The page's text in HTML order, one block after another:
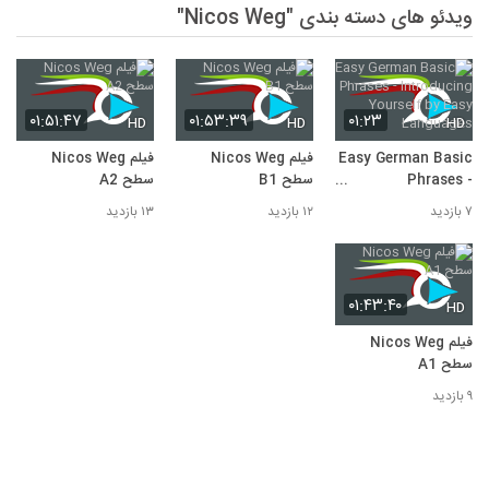
ویدئو های دسته بندی "Nicos Weg"
۰۱:۲۳ HD
Easy German Basic
Phrases -
Introducing
Yourself by Easy
Languages
۷ بازدید
۰۱:۵۳:۳۹ HD
فیلم Nicos Weg
سطح B1
۱۲ بازدید
۰۱:۵۱:۴۷ HD
فیلم Nicos Weg
سطح A2
۱۳ بازدید
۰۱:۴۳:۴۰ HD
فیلم Nicos Weg
سطح A1
۹ بازدید